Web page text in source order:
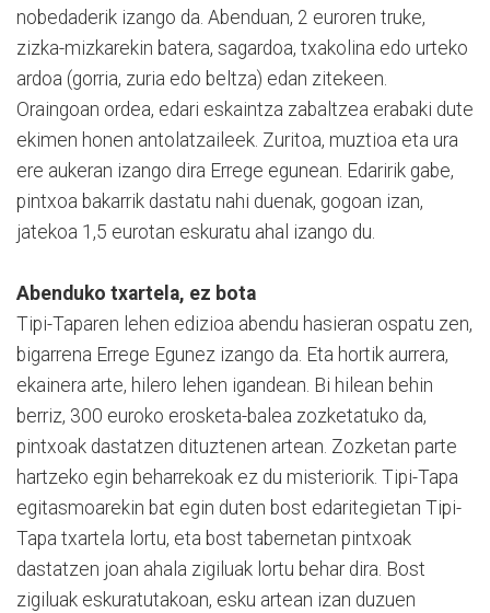
nobedaderik izango da. Abenduan, 2 euroren truke,
zizka-mizkarekin batera, sagardoa, txakolina edo urteko
ardoa (gorria, zuria edo beltza) edan zitekeen.
Oraingoan ordea, edari eskaintza zabaltzea erabaki dute
ekimen honen antolatzaileek. Zuritoa, muztioa eta ura
ere aukeran izango dira Errege egunean. Edaririk gabe,
pintxoa bakarrik dastatu nahi duenak, gogoan izan,
jatekoa 1,5 eurotan eskuratu ahal izango du.
Abenduko txartela, ez bota
Tipi-Taparen lehen edizioa abendu hasieran ospatu zen,
bigarrena Errege Egunez izango da. Eta hortik aurrera,
ekainera arte, hilero lehen igandean. Bi hilean behin
berriz, 300 euroko erosketa-balea zozketatuko da,
pintxoak dastatzen dituztenen artean. Zozketan parte
hartzeko egin beharrekoak ez du misteriorik. Tipi-Tapa
egitasmoarekin bat egin duten bost edaritegietan Tipi-
Tapa txartela lortu, eta bost tabernetan pintxoak
dastatzen joan ahala zigiluak lortu behar dira. Bost
zigiluak eskuratutakoan, esku artean izan duzuen